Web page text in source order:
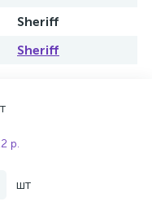
Sheriff
Sheriff
р.
шт